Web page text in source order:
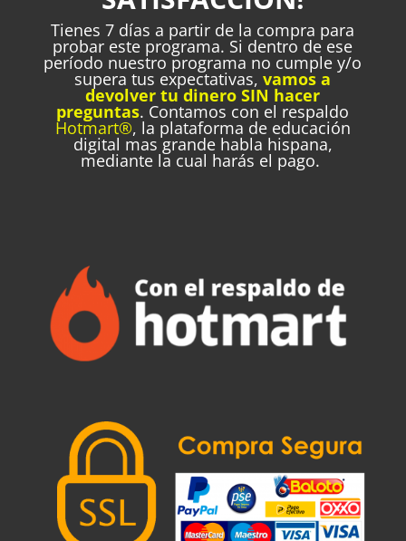
Tienes 7 días a partir de la compra para
probar este programa. Si dentro de ese
período nuestro programa no cumple y/o
supera tus expectativas,vamos a
devolver tu dinero SIN hacer
preguntas. Contamos con el respaldo
Hotmart®, la plataforma de educación
digital mas grande habla hispana,
mediante la cual harás el pago.